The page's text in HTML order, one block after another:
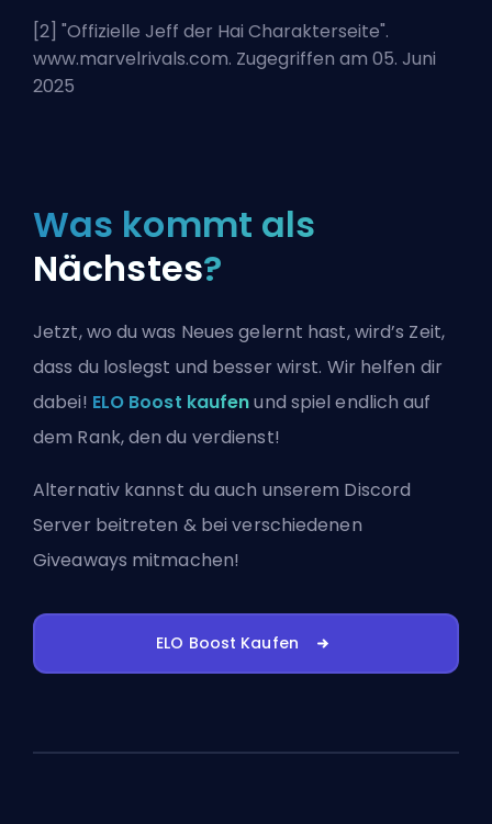
[2] "Offizielle Jeff der Hai Charakterseite".
www.marvelrivals.com. Zugegriffen am 05. Juni
2025
Was kommt als
Nächstes?
Jetzt, wo du was Neues gelernt hast, wird’s Zeit,
dass du loslegst und besser wirst. Wir helfen dir
dabei! ELO Boost kaufenund spiel endlich auf
dem Rank, den du verdienst!
Alternativ kannst du auch unserem Discord
Server beitreten & bei verschiedenen
Giveaways mitmachen!
ELO Boost Kaufen